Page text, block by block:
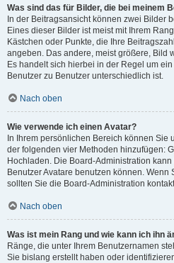
Was sind das für Bilder, die bei meinem
In der Beitragsansicht können zwei Bilder
Eines dieser Bilder ist meist mit Ihrem
Kästchen oder Punkte, die Ihre
angeben. Das andere, meist größere, Bild
Es handelt sich hierbei in der Regel um
Benutzer zu Benutzer unterschiedlich ist.
Nach oben
Wie verwende ich einen Avatar?
In Ihrem persönlichen Bereich können Sie
der folgenden vier Methoden hinzufügen:
Hochladen. Die Board-Administration
Benutzer Avatare benutzen können.
sollten Sie die Board-Administration
Nach oben
Was ist mein Rang und wie kann ich ihn
Ränge, die unter Ihrem Benutzernamen
Sie bislang erstellt haben oder